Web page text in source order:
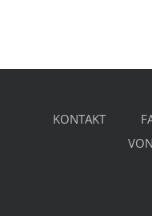
KONTAKT